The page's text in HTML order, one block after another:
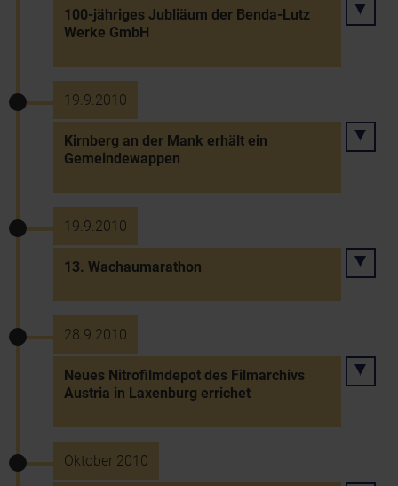
100-jähriges Jubliäum der Benda-Lutz
Werke GmbH
19.9.2010
Kirnberg an der Mank erhält ein
Gemeindewappen
19.9.2010
13. Wachaumarathon
28.9.2010
Neues Nitrofilmdepot des Filmarchivs
Austria in Laxenburg errichet
Oktober 2010